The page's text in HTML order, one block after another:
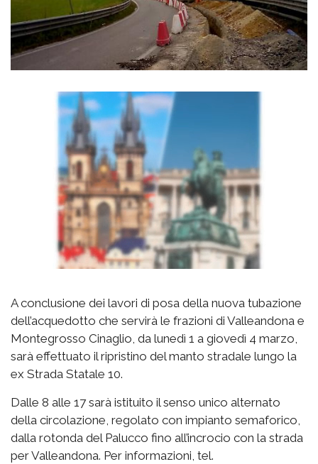
A conclusione dei lavori di posa della nuova tubazione
dell’acquedotto che servirà le frazioni di Valleandona e
Montegrosso Cinaglio, da lunedì 1 a giovedì 4 marzo,
sarà effettuato il ripristino del manto stradale lungo la
ex Strada Statale 10.
Dalle 8 alle 17 sarà istituito il senso unico alternato
della circolazione, regolato con impianto semaforico,
dalla rotonda del Palucco fino all’incrocio con la strada
per Valleandona. Per informazioni, tel.